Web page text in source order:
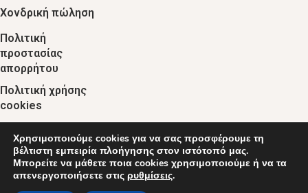
Χονδρική πώληση
Πολιτική
προστασίας
απορρήτου
Πολιτική χρήσης
cookies
© 2024 :: decobebe.gr
Χρησιμοποιούμε cookies για να σας προσφέρουμε τη
βέλτιστη εμπειρία πλοήγησης στον ιστότοπό μας.
Μπορείτε να μάθετε ποια cookies χρησιμοποιούμε ή να τα
απενεργοποιήσετε στις ρυθμίσεις.